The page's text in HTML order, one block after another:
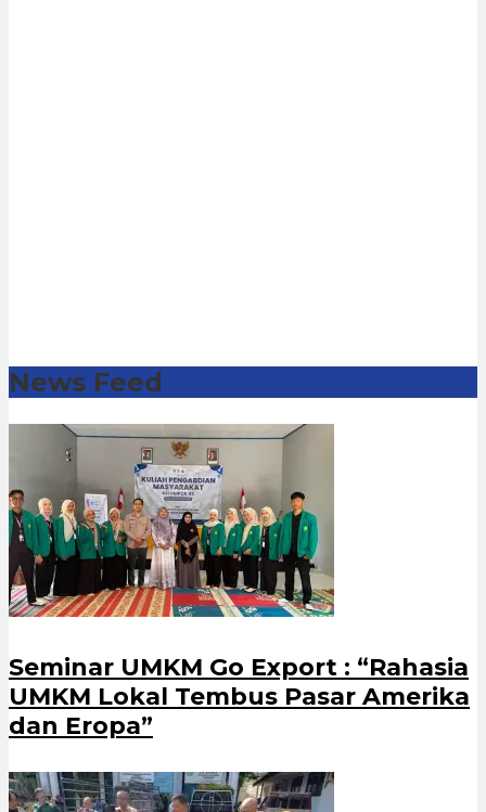
News Feed
Seminar UMKM Go Export : “Rahasia
UMKM Lokal Tembus Pasar Amerika
dan Eropa”